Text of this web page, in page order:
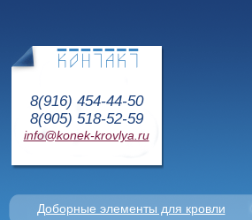
8(916) 454-44-50
8(905) 518-52-59
info@konek-krovlya.ru
Доборные элементы для кровли